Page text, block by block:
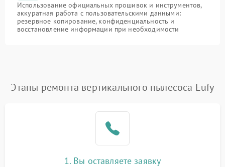
Использование официальных прошивок и инструментов,
аккуратная работа с пользовательскими данными:
резервное копирование, конфиденциальность и
восстановление информации при необходимости
Этапы ремонта вертикального пылесоса Eufy
1. Вы оставляете заявку